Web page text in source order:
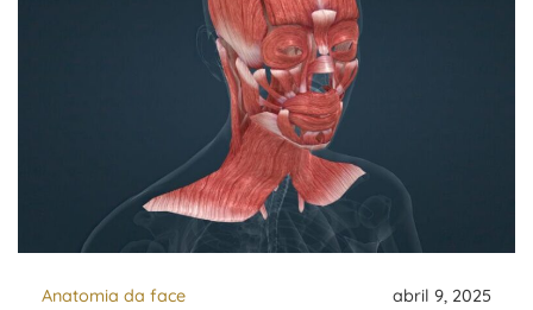
Anatomia da face abril 9, 2025